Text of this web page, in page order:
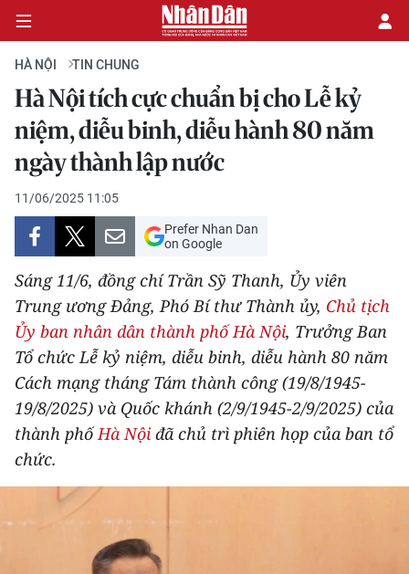
CHÍNH TRỊ
KINH TẾ
VĂN HÓA
XÃ HỘI
PHÁP LUẬT
DU LỊCH
THẾ GIỚI
THỂ THAO
Y TẾ
KHOA HỌC - CÔNG NGHỆ
HÀ NỘI TIN CHUNG
Hà Nội tích cực chuẩn bị cho Lễ kỷ
niệm, diễu binh, diễu hành 80 năm
ngày thành lập nước
11/06/2025 11:05
Prefer Nhan Dan
on Google
Sáng 11/6, đồng chí Trần Sỹ Thanh, Ủy viên
Trung ương Đảng, Phó Bí thư Thành ủy, Chủ tịch
Ủy ban nhân dân thành phố Hà Nội, Trưởng Ban
Tổ chức Lễ kỷ niệm, diễu binh, diễu hành 80 năm
Cách mạng tháng Tám thành công (19/8/1945-
19/8/2025) và Quốc khánh (2/9/1945-2/9/2025) của
thành phốHà Nội đã chủ trì phiên họp của ban tổ
chức.